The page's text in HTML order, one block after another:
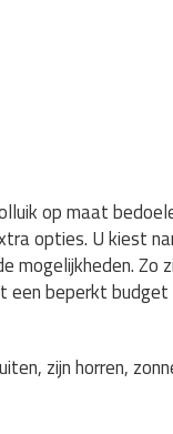
op maat
opties. U kiest
mogelijkheden. Zo
beperkt
zijn horren,